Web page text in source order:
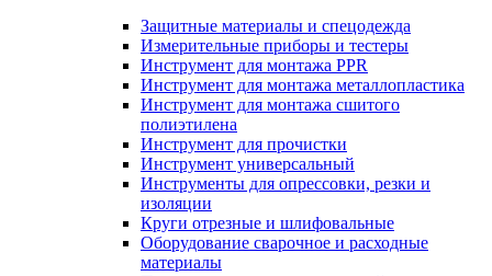
Защитные материалы и спецодежда
Измерительные приборы и тестеры
Инструмент для монтажа PPR
Инструмент для монтажа металлопластика
Инструмент для монтажа сшитого
полиэтилена
Инструмент для прочистки
Инструмент универсальный
Инструменты для опрессовки, резки и
изоляции
Круги отрезные и шлифовальные
Оборудование сварочное и расходные
материалы